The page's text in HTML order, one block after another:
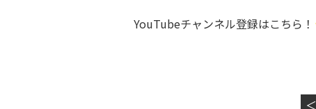
YouTubeチャンネル登録はこちら！
＜